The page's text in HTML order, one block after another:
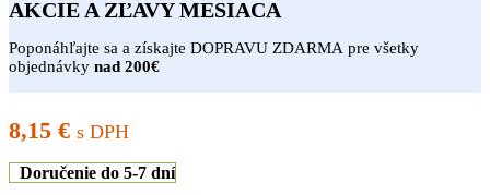
AKCIE A ZĽAVY MESIACA
Poponáhľajte sa a získajte DOPRAVU ZDARMA pre všetky
objednávky nad 200€
8,15 € s DPH
Doručenie do 5-7 dní